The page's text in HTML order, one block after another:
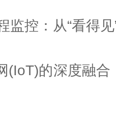
控：从“看得见”
的深度融合